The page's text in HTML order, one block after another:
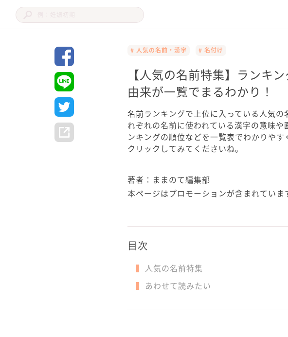
# 人気の名前・漢字 # 名付け
【人気の名前特集】ランキ
由来が一覧でまるわかり！
名前ランキングで上位に入っている人気
れぞれの名前に使われている漢字の意味
ンキングの順位などを一覧表でわかりや
クリックしてみてくださいね。
著者：ままのて編集部
本ページはプロモーションが含まれていま
目次
人気の名前特集
あわせて読みたい